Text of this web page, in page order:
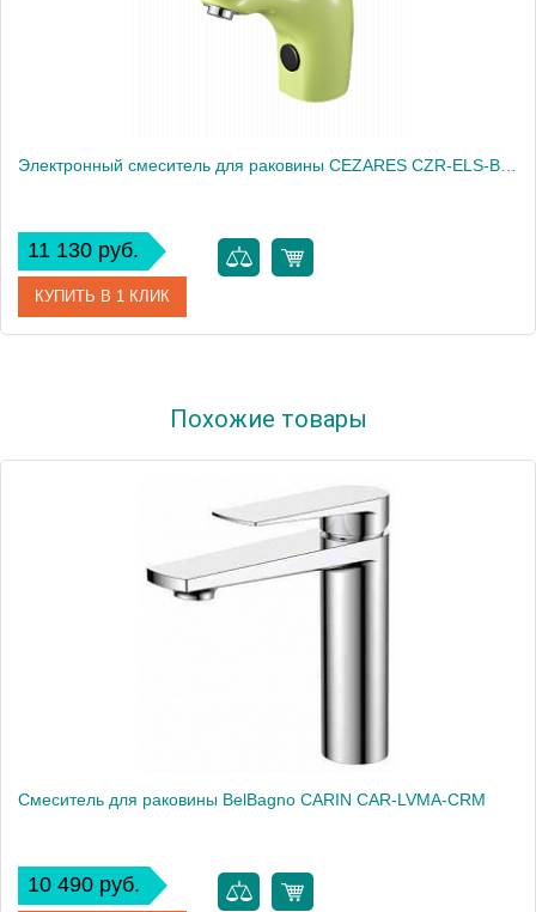
11 130 руб.
КУПИТЬ В 1 КЛИК
Высота, см 18.0000
Похожие товары
Смеситель для раковины BelBagno CARIN CAR-LVMA-CRM
10 490 руб.